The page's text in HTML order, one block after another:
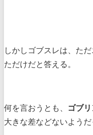
しかしゴブスレは、た
ただけだと答える。
何を言おうとも、 ゴブ
大きな差などないようだ